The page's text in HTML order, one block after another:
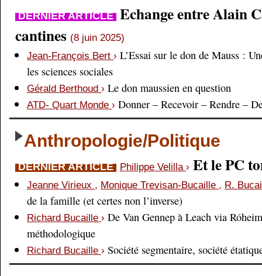
DERNIER ARTICLE Echange entre Alain
cantines (8 juin 2025)
Jean-François Bert › L’Essai sur le don de Mauss :
les sciences sociales
Gérald Berthoud › Le don maussien en question
ATD- Quart Monde › Donner – Recevoir – Rendre –
Anthropologie/Politique
DERNIER ARTICLE Philippe Velilla › Et le PC
Jeanne Virieux , Monique Trevisan-Bucaille , R.
de la famille (et certes non l’inverse)
Richard Bucaille › De Van Gennep à Leach via
méthodologique
Richard Bucaille › Société segmentaire, société